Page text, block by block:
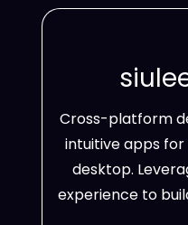
Cross-platform
intuitive apps
desktop.
experience to